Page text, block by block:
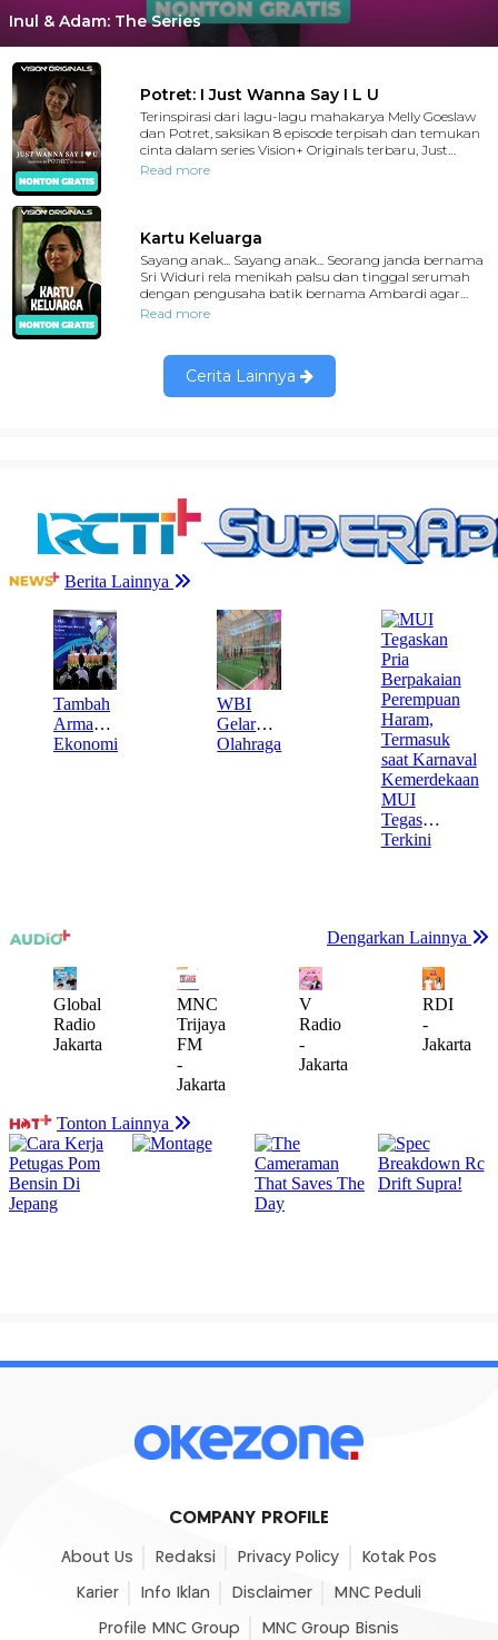
COMPANY PROFILE
About Us Redaksi Privacy Policy Kotak Pos
Karier Info Iklan Disclaimer MNC Peduli
Profile MNC Group MNC Group Bisnis